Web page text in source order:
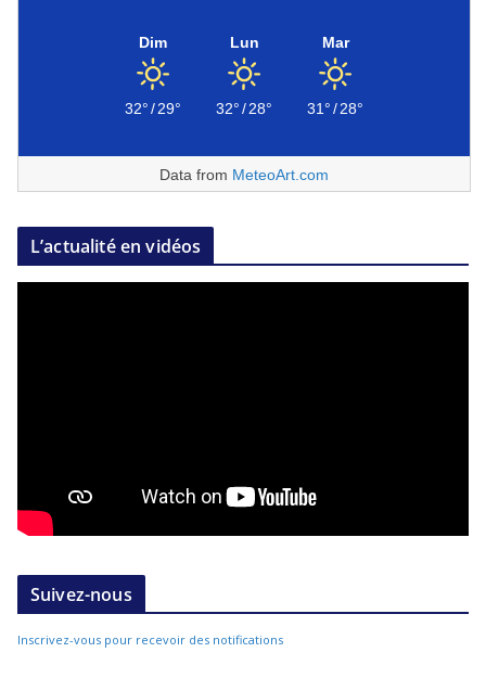
Dim
32°/29°
Lun
32°/28°
Mar
31°/28°
Data from MeteoArt.com
L’actualité en vidéos
Suivez-nous
Inscrivez-vous pour recevoir des notifications